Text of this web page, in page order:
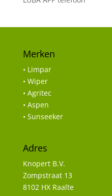
Merken
• Limpar
• Wiper
• Agritec
• Aspen
• Sunseeker
Adres
Knopert B.V.
Zompstraat 13
8102 HX Raalte